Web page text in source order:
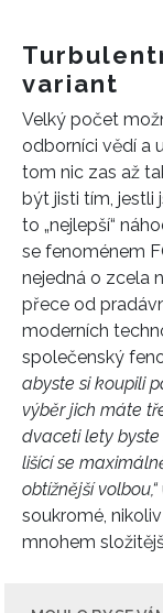
variant
Velký počet
odborníci vědí a
tom nic zas až
být jisti tím, jestli
to „nejlepší“
se fenoménem
nejedná o zcela
přece od
moderních
společenský
abyste si koupili
výběr jich máte
dvaceti lety
lišící se
obtížnější volbou,“
soukromé,
mnohem